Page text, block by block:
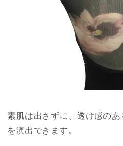
素肌は出さずに、透け感のあ
を演出できます。